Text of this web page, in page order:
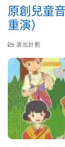
原創兒童
重演）
演出計劃